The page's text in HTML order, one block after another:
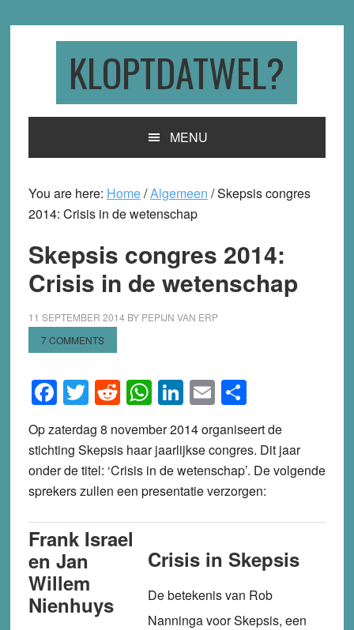
KLOPTDATWEL?
MENU
You are here: Home/Algemeen /Skepsis congres
2014: Crisis in de wetenschap
Skepsis congres 2014:
Crisis in de wetenschap
11 SEPTEMBER 2014 BY PEPIJN VAN ERP
7 COMMENTS
Facebook
Twitter
Reddit
WhatsApp
LinkedIn
EmailShare
Op zaterdag 8 november 2014 organiseert de
stichting Skepsis haar jaarlijkse congres. Dit jaar
onder de titel: ‘Crisis in de wetenschap’. De volgende
sprekers zullen een presentatie verzorgen:
Frank Israel
en Jan
Willem
Nienhuys
Crisis in Skepsis
De betekenis van Rob
Nanninga voor Skepsis, een